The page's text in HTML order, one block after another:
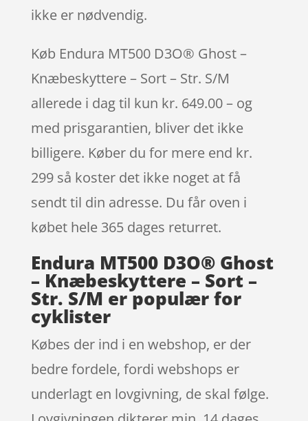
ikke er nødvendig.
Køb Endura MT500 D3O® Ghost –
Knæbeskyttere – Sort – Str. S/M
allerede i dag til kun kr. 649.00 – og
med prisgarantien, bliver det ikke
billigere. Køber du for mere end kr.
299 så koster det ikke noget at få
sendt til din adresse. Du får oven i
købet hele 365 dages returret.
Endura MT500 D3O® Ghost
– Knæbeskyttere – Sort –
Str. S/M er populær for
cyklister
Købes der ind i en webshop, er der
bedre fordele, fordi webshops er
underlagt en lovgivning, de skal følge.